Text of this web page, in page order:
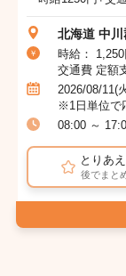
北海道 中
時給：
交通費 定額
2026/08/11(
※1日単位で
08:00 ～
とりあ
後でまと